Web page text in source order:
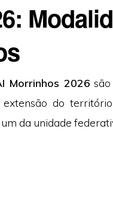
Morrinhos 2026
do
da unidade